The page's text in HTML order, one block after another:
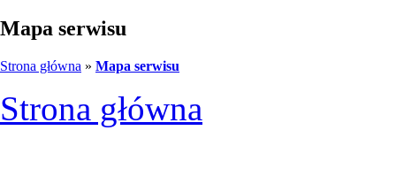
Mapa serwisu
Strona główna » Mapa serwisu
Strona główna